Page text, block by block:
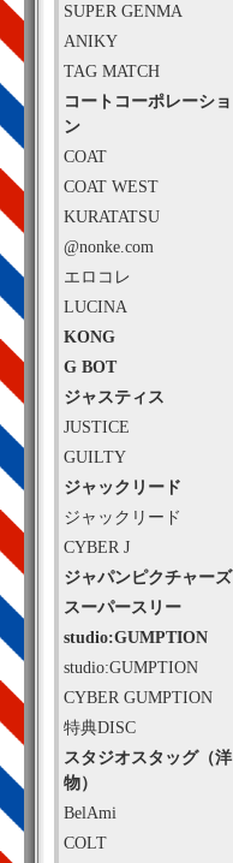
SUPER GENMA
ANIKY
TAG MATCH
コートコーポレーショ
ン
COAT
COAT WEST
KURATATSU
@nonke.com
エロコレ
LUCINA
KONG
G BOT
ジャスティス
JUSTICE
GUILTY
ジャックリード
ジャックリード
CYBER J
ジャパンピクチャーズ
スーパースリー
studio:GUMPTION
studio:GUMPTION
CYBER GUMPTION
特典DISC
スタジオスタッグ（洋
物）
BelAmi
COLT